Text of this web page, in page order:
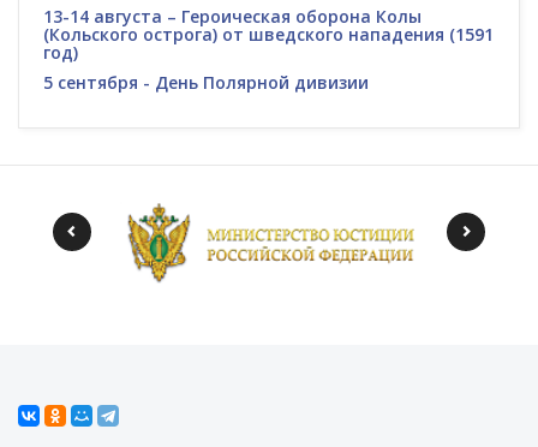
13-14 августа – Героическая оборона Колы
(Кольского острога) от шведского нападения (1591
год)
5 сентября - День Полярной дивизии